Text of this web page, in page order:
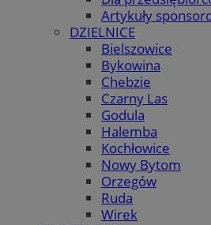
Artykuły
DZIELNICE
Bielszowice
Bykowina
Chebzie
Czarny Las
Godula
Halemba
Kochłowice
Nowy Bytom
Orzegów
Ruda
Wirek